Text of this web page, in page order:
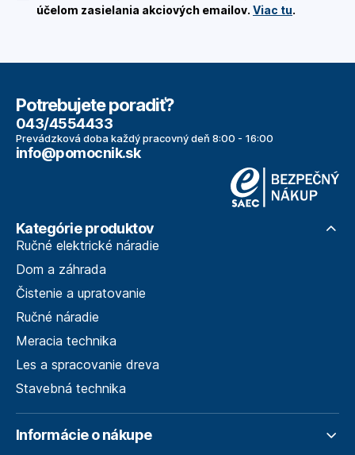
účelom zasielania akciových emailov. Viac tu.
Potrebujete poradiť?
043/4554433
Prevádzková doba každý pracovný deň 8:00 - 16:00
info@pomocnik.sk
Kategórie produktov
Ručné elektrické náradie
Dom a záhrada
Čistenie a upratovanie
Ručné náradie
Meracia technika
Les a spracovanie dreva
Stavebná technika
Informácie o nákupe